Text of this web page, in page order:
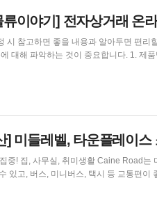
이야기] 전자상거래 온
하면 좋을 내용과 알아두면 편리할 물류용어에
] 미들레벨, 타운플레이
레벨에서 시내 (센트럴)로의 접근성이 가장 좋은 곳으
, 택시 등 교통편이 좋습니다. Caine Road는 소호와 아주 가까
여서 장 보기에 수월한 장소로 미들레벨에